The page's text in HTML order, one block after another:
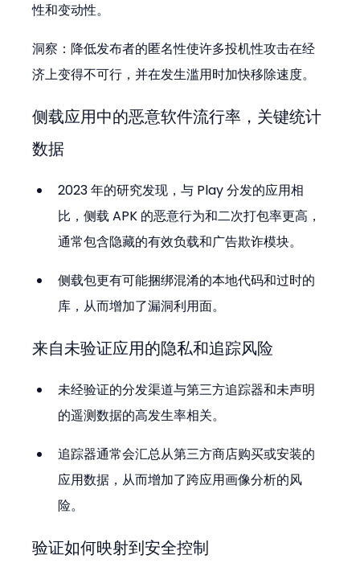
性和变动性。
洞察：降低发布者的匿名性使许多投机性攻击在经
济上变得不可行，并在发生滥用时加快移除速度。
侧载应用中的恶意软件流行率，关键统计
数据
2023 年的研究发现，与 Play 分发的应用相
比，侧载 APK 的恶意行为和二次打包率更高，
通常包含隐藏的有效负载和广告欺诈模块。
侧载包更有可能捆绑混淆的本地代码和过时的
库，从而增加了漏洞利用面。
来自未验证应用的隐私和追踪风险
未经验证的分发渠道与第三方追踪器和未声明
的遥测数据的高发生率相关。
追踪器通常会汇总从第三方商店购买或安装的
应用数据，从而增加了跨应用画像分析的风
险。
验证如何映射到安全控制